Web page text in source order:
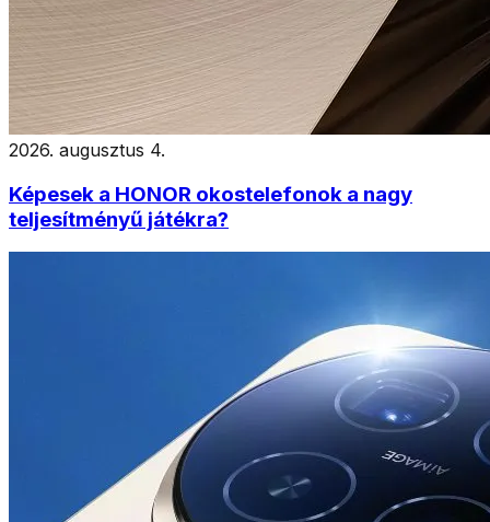
2026. augusztus 4.
Képesek a HONOR okostelefonok a nagy
teljesítményű játékra?